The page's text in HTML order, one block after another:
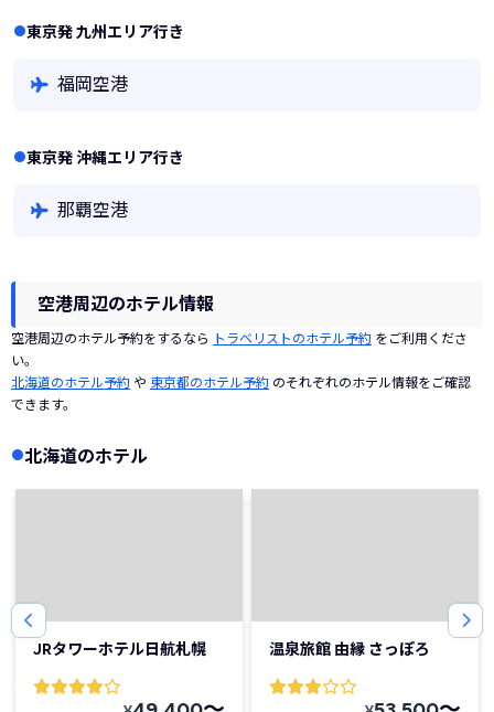
東京発 九州エリア行き
福岡空港
東京発 沖縄エリア行き
那覇空港
空港周辺のホテル情報
空港周辺のホテル予約をするなら トラベリストのホテル予約 をご利用くださ
い。
北海道のホテル予約 や 東京都のホテル予約 のそれぞれのホテル情報をご確認
できます。
北海道のホテル
JRタワーホテル日航札幌 温泉旅館 由縁 さっぽろ